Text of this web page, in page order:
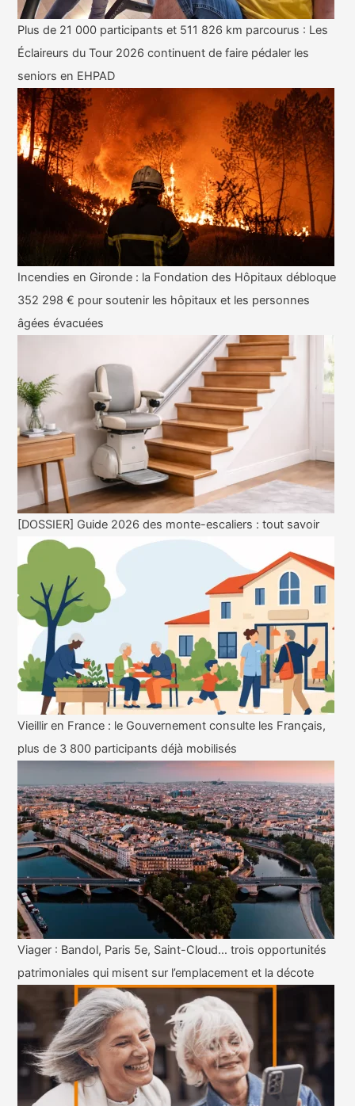
Plus de 21 000 participants et 511 826 km parcourus : Les
Éclaireurs du Tour 2026 continuent de faire pédaler les
seniors en EHPAD
Incendies en Gironde : la Fondation des Hôpitaux débloque
352 298 € pour soutenir les hôpitaux et les personnes
âgées évacuées
[DOSSIER] Guide 2026 des monte-escaliers : tout savoir
Vieillir en France : le Gouvernement consulte les Français,
plus de 3 800 participants déjà mobilisés
Viager : Bandol, Paris 5e, Saint-Cloud… trois opportunités
patrimoniales qui misent sur l’emplacement et la décote